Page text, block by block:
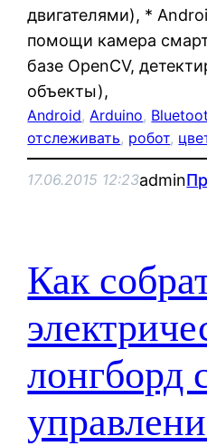
двигателями), *
помощи камера
базе OpenCV,
объекты),
Android, Arduino,
отслеживать, робот,
17.06.2015 12:23admin
Как
лонгборд